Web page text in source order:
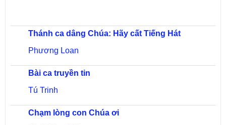
Thánh ca dâng Chúa: Hãy cất Tiếng Hát
Phương Loan
Bài ca truyền tin
Tú Trinh
Chạm lòng con Chúa ơi